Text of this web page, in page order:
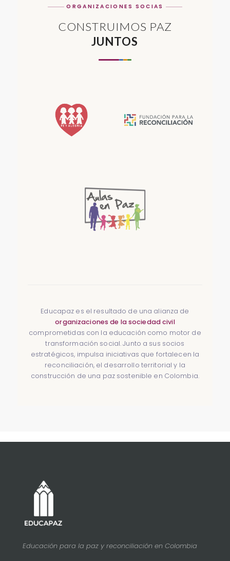
ORGANIZACIONES SOCIAS
CONSTRUIMOS PAZ
JUNTOS
Educapaz es el resultado de una alianza de
organizaciones de la sociedad civil
comprometidas con la educación como motor de
transformación social. Junto a sus socios
estratégicos, impulsa iniciativas que fortalecen la
reconciliación, el desarrollo territorial y la
construcción de una paz sostenible en Colombia.
Educación para la paz y reconciliación en Colombia